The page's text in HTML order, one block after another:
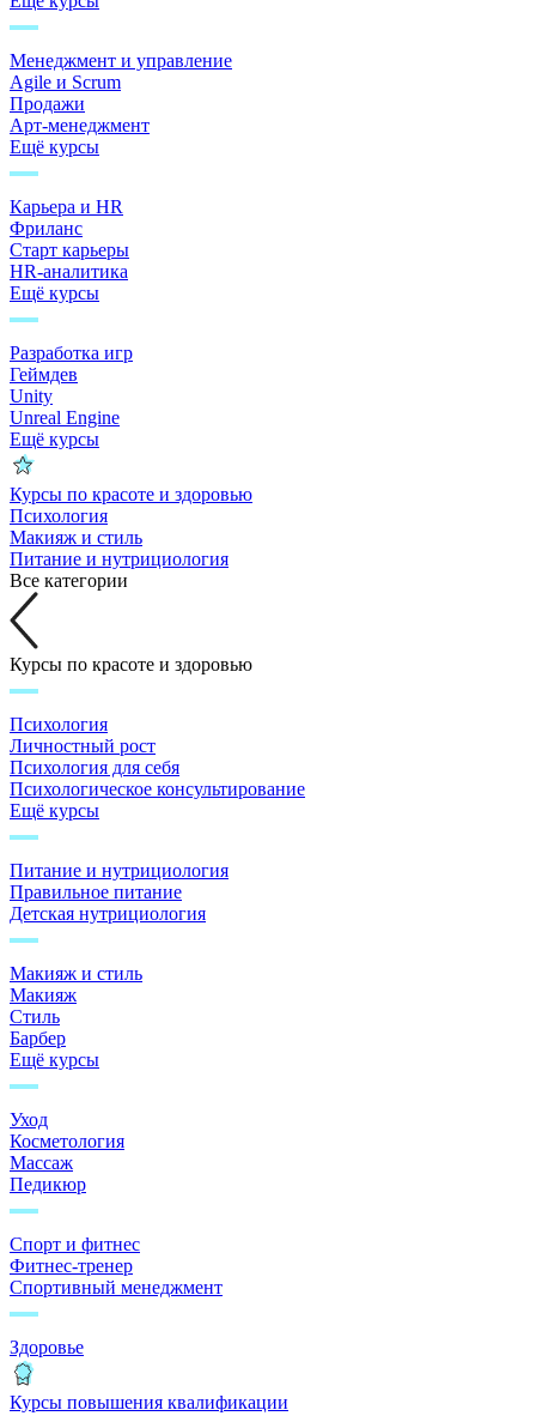
Менеджмент и управление
Agile и Scrum
Продажи
Арт-менеджмент
Ещё курсы
Карьера и HR
Фриланс
Старт карьеры
HR-аналитика
Ещё курсы
Разработка игр
Геймдев
Unity
Unreal Engine
Ещё курсы
Курсы по красоте и здоровью
Психология
Макияж и стиль
Питание и нутрициология
Все категории
Курсы по красоте и здоровью
Психология
Личностный рост
Психология для себя
Психологическое консультирование
Ещё курсы
Питание и нутрициология
Правильное питание
Детская нутрициология
Макияж и стиль
Макияж
Стиль
Барбер
Ещё курсы
Уход
Косметология
Массаж
Педикюр
Спорт и фитнес
Фитнес-тренер
Спортивный менеджмент
Здоровье
Курсы повышения квалификации